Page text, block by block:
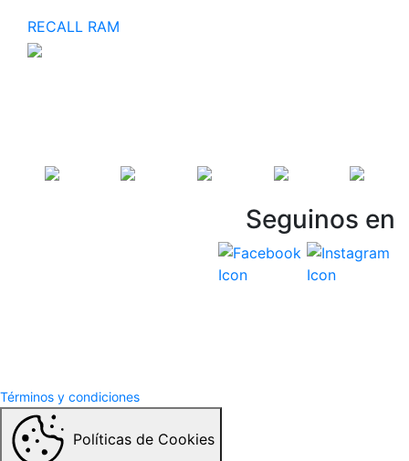
RECALL RAM
Seguinos en
Términos y condiciones
Políticas de Cookies